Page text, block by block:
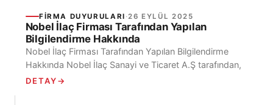
FIRMA DUYURULARI ·26 EYLÜL 2025
Nobel İlaç Firması Tarafından Yapılan
Bilgilendirme Hakkında
Nobel İlaç Firması Tarafından Yapılan Bilgilendirme
Hakkında Nobel İlaç Sanayi ve Ticaret A.Ş tarafından,
“Empafel Film Kaplı Tablet” isimli ilaçlar hakkında
DETAY→